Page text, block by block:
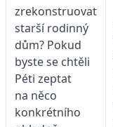
zrekonstruovat
starší rodinný
dům? Pokud
byste se chtěli
Péti zeptat
na něco
konkrétního